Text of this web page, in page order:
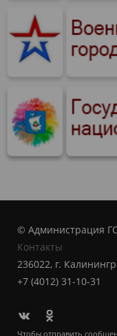
© Администрация
Контакты
236022, г.
+7 (4012) 31-10-31
Чтобы отправить